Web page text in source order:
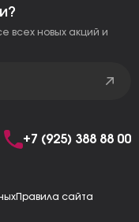
всех новых акций и
+7 (925) 388 88 00
Правила сайта